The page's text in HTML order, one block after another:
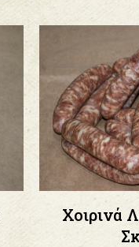
Χοιρινά